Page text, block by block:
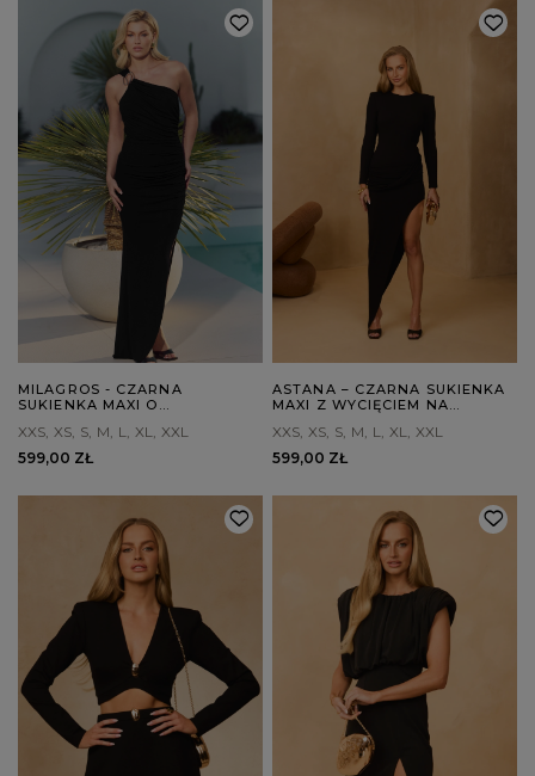
MILAGROS - CZARNA
SUKIENKA MAXI O
XXS XS S M L XL
XXL
599,00 ZŁ
ASTANA – CZARNA SUKIENKA
MAXI Z WYCIĘCIEM NA
XXS XS S M L XL
XXL
599,00 ZŁ